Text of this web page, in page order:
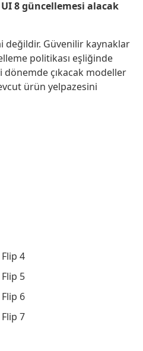
8 güncellemesi alacak
değildir. Güvenilir kaynaklar
politikası eşliğinde
dönemde çıkacak modeller
ürün yelpazesini
4
5
6
7